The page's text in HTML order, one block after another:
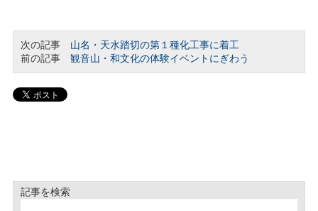
次の記事 山名・天水踏切の第１種化工事に着工
前の記事 観音山・和文化の体験イベントにぎわう
記事を検索